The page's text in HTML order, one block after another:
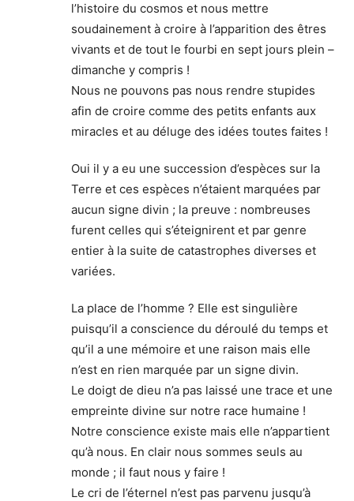
l’histoire du cosmos et nous mettre
soudainement à croire à l’apparition des êtres
vivants et de tout le fourbi en sept jours plein –
dimanche y compris !
Nous ne pouvons pas nous rendre stupides
afin de croire comme des petits enfants aux
miracles et au déluge des idées toutes faites !
Oui il y a eu une succession d’espèces sur la
Terre et ces espèces n’étaient marquées par
aucun signe divin ; la preuve : nombreuses
furent celles qui s’éteignirent et par genre
entier à la suite de catastrophes diverses et
variées.
La place de l’homme ? Elle est singulière
puisqu’il a conscience du déroulé du temps et
qu’il a une mémoire et une raison mais elle
n’est en rien marquée par un signe divin.
Le doigt de dieu n’a pas laissé une trace et une
empreinte divine sur notre race humaine !
Notre conscience existe mais elle n’appartient
qu’à nous. En clair nous sommes seuls au
monde ; il faut nous y faire !
Le cri de l’éternel n’est pas parvenu jusqu’à